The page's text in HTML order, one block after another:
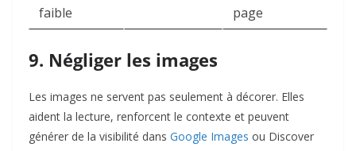
faible
page
9. Négliger les images
Les images ne servent pas seulement à décorer. Elles
aident la lecture, renforcent le contexte et peuvent
générer de la visibilité dans Google Images ou Discover